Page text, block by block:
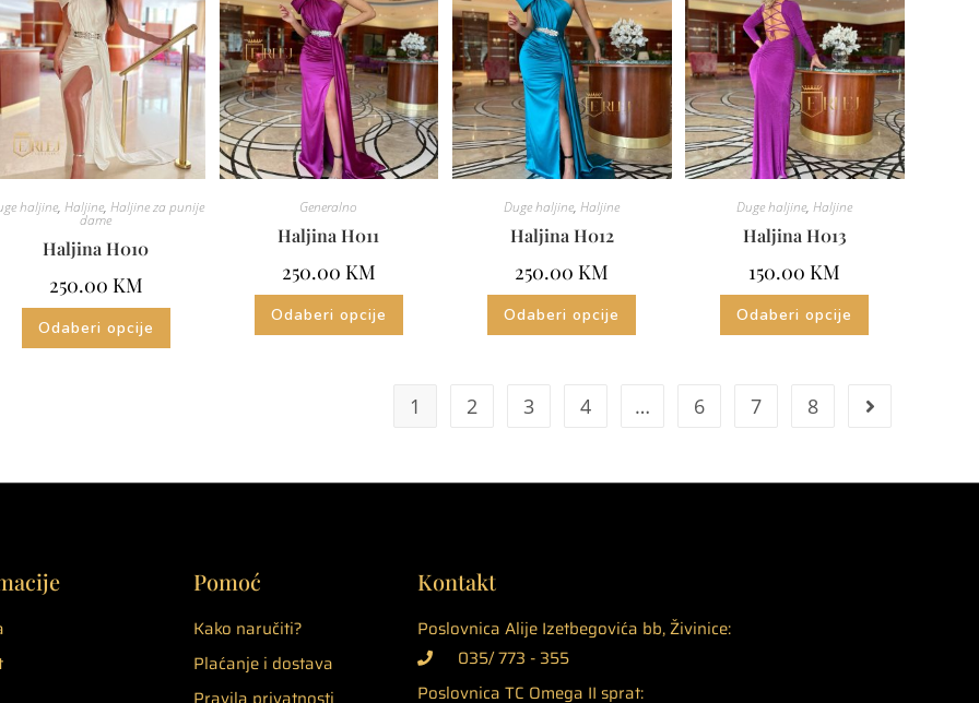
haljine, Haljine, Haljine za punije
dame
Haljina H010
250.00 KM
Odaberi opcije
Generalno
Haljina H011
250.00 KM
Odaberi opcije
Duge haljine,Haljine
Haljina H012
250.00 KM
Odaberi opcije
Duge haljine,Haljine
Haljina H013
150.00 KM
Odaberi opcije
1 2 3 4 … 6 7 8
Pomoć
Kako naručiti?
Plaćanje i dostava
Kontakt
Poslovnica Alije Izetbegovića bb, Živinice:
035/ 773 - 355
Poslovnica TC Omega II sprat: